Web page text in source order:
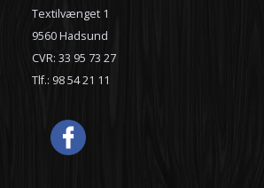
Textilvænget 1
9560 Hadsund
CVR: 33 95 73 27
Tlf.: 98 54 21 11